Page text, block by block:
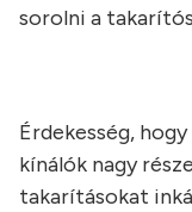
sorolni a
Érdekesség,
kínálók nagy
takarításokat